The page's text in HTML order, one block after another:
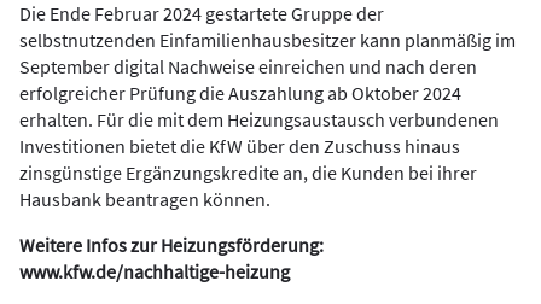
Die Ende Februar 2024 gestartete Gruppe der
selbstnutzenden Einfamilienhausbesitzer kann planmäßig im
September digital Nachweise einreichen und nach deren
erfolgreicher Prüfung die Auszahlung ab Oktober 2024
erhalten. Für die mit dem Heizungsaustausch verbundenen
Investitionen bietet die KfW über den Zuschuss hinaus
zinsgünstige Ergänzungskredite an, die Kunden bei ihrer
Hausbank beantragen können.
Weitere Infos zur Heizungsförderung:
www.kfw.de/nachhaltige-heizung